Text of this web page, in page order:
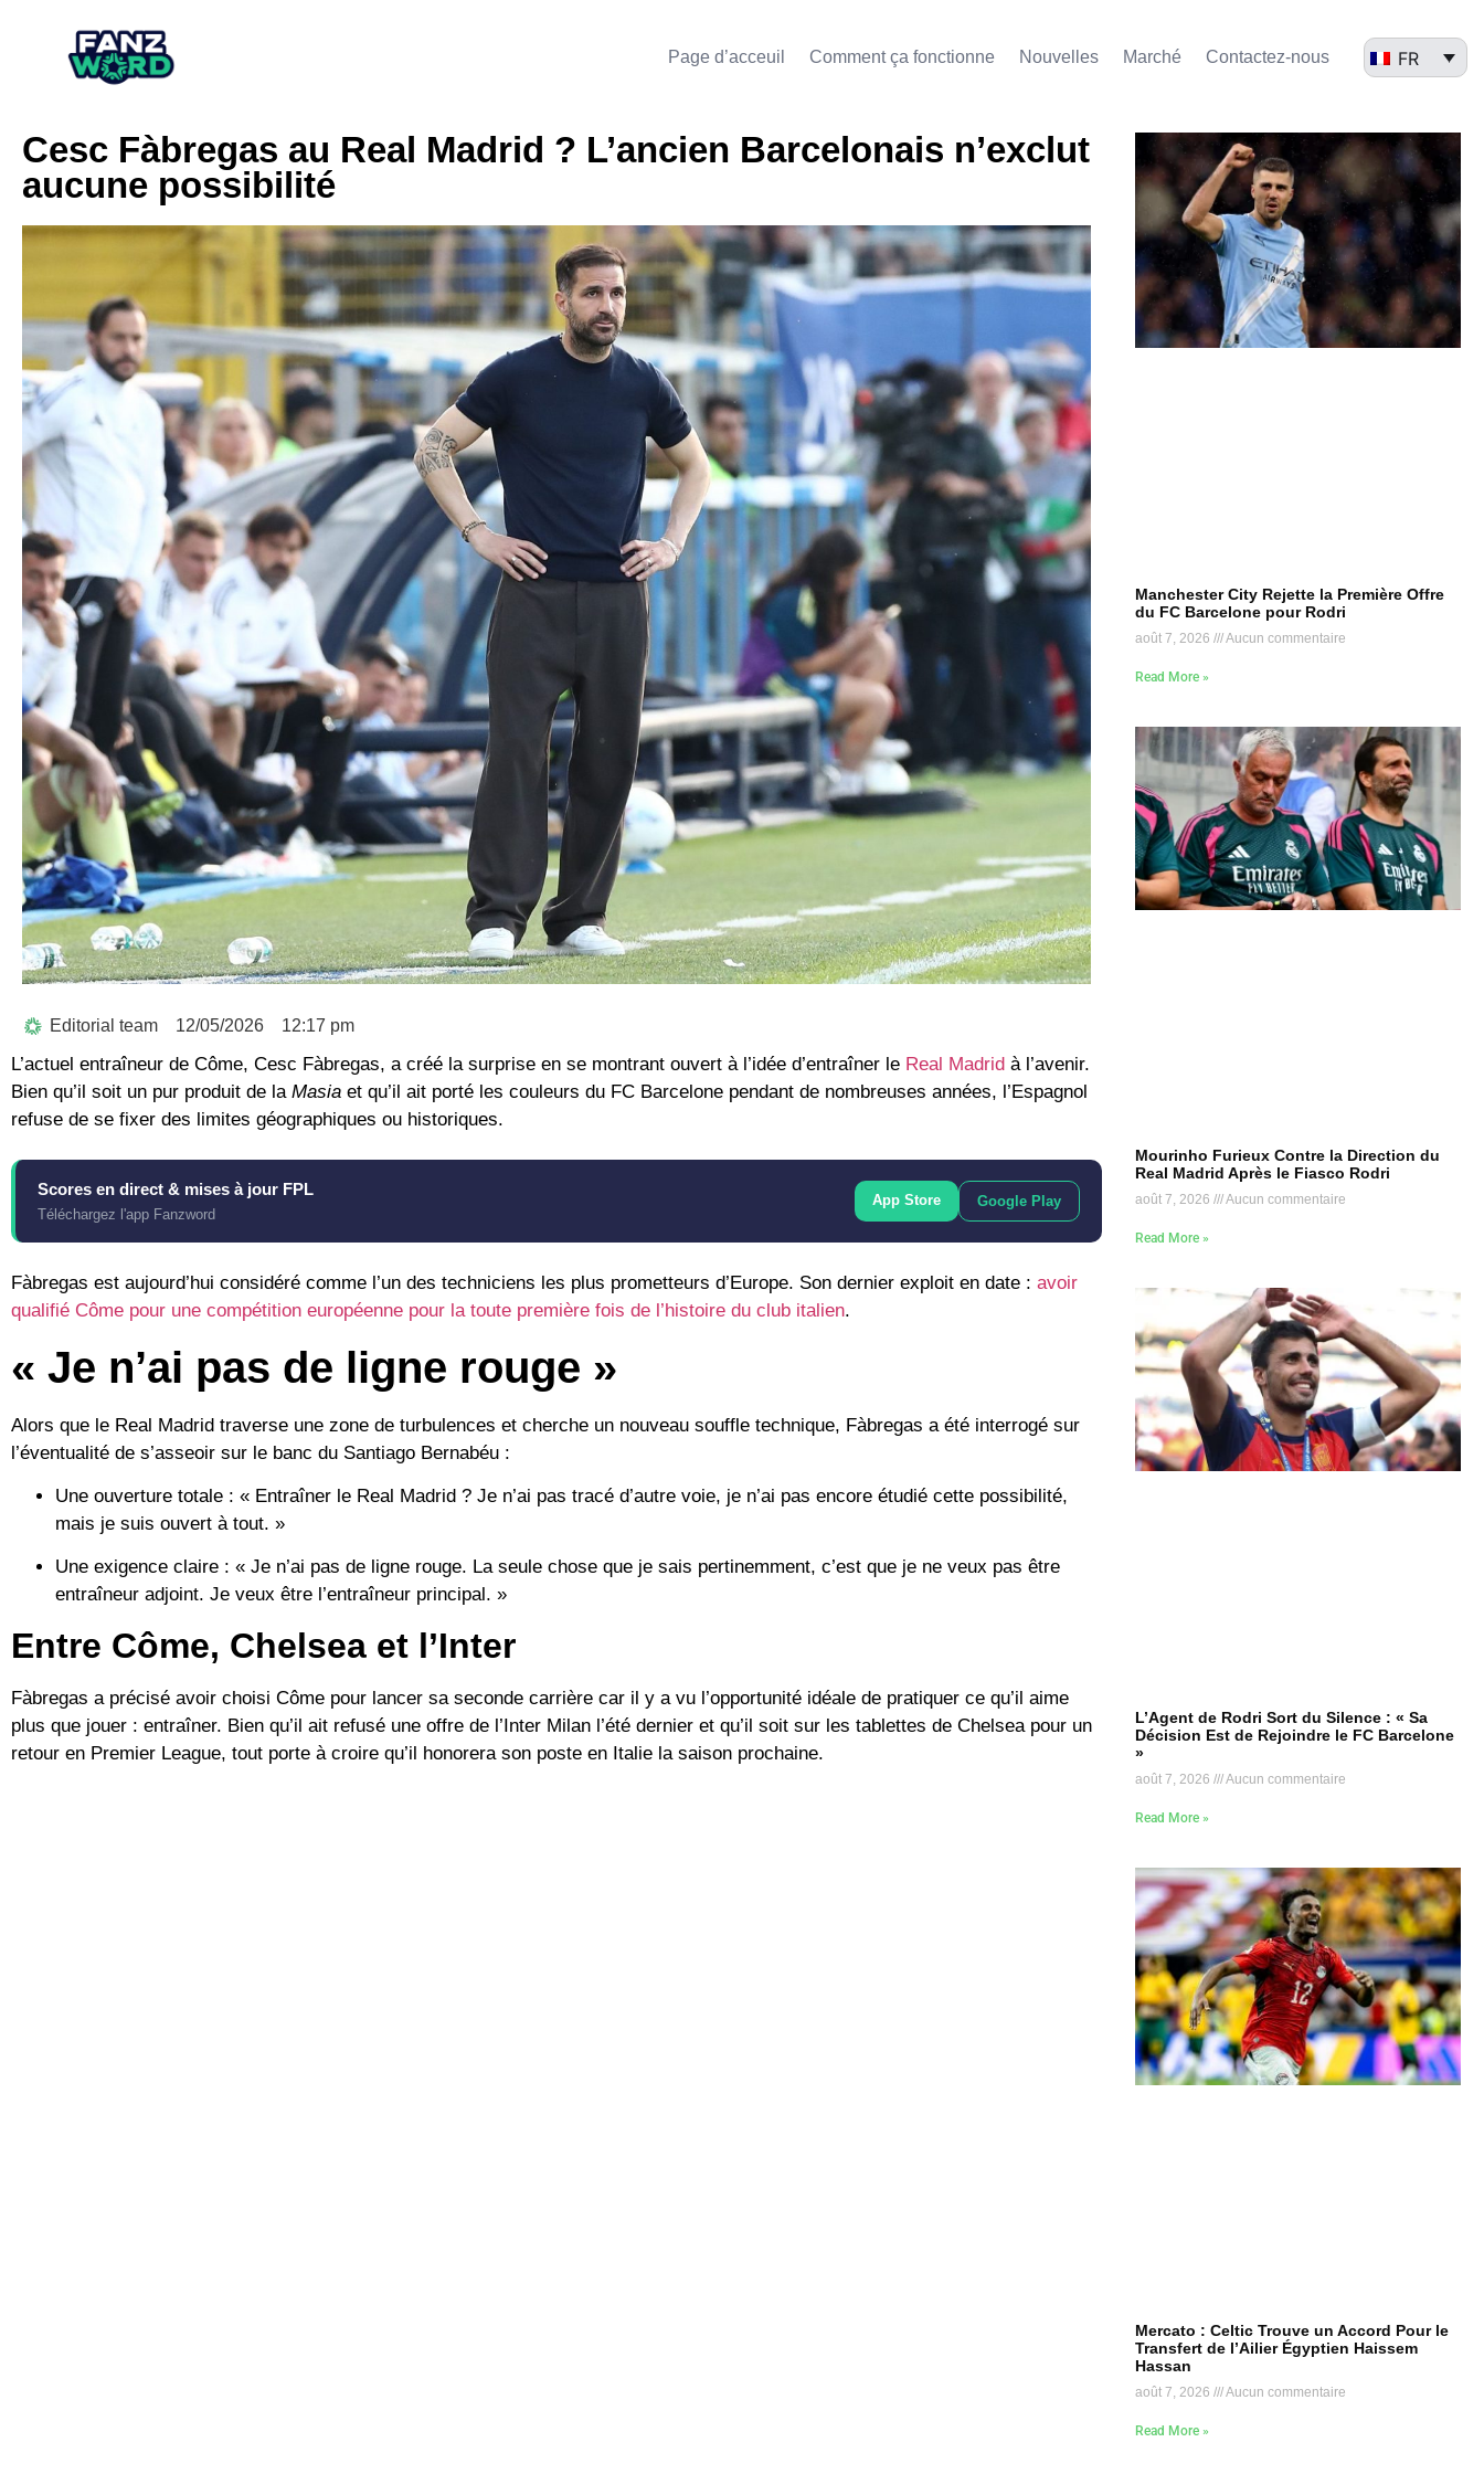
Page d’acceuil Comment ça fonctionne Nouvelles Marché​ Contactez-nous FR
Cesc Fàbregas au Real Madrid ? L’ancien Barcelonais n’exclut
aucune possibilité
Editorial team 12/05/2026 12:17 pm
L’actuel entraîneur de Côme, Cesc Fàbregas, a créé la surprise en se montrant ouvert à l’idée d’entraîner le Real Madrid à l’avenir.
Bien qu’il soit un pur produit de la Masia et qu’il ait porté les couleurs du FC Barcelone pendant de nombreuses années, l’Espagnol
refuse de se fixer des limites géographiques ou historiques.
Scores en direct & mises à jour FPL
Téléchargez l'app Fanzword
App Store Google Play
Fàbregas est aujourd’hui considéré comme l’un des techniciens les plus prometteurs d’Europe. Son dernier exploit en date : avoir
qualifié Côme pour une compétition européenne pour la toute première fois de l’histoire du club italien.
« Je n’ai pas de ligne rouge »
Alors que le Real Madrid traverse une zone de turbulences et cherche un nouveau souffle technique, Fàbregas a été interrogé sur
l’éventualité de s’asseoir sur le banc du Santiago Bernabéu :
Une ouverture totale : « Entraîner le Real Madrid ? Je n’ai pas tracé d’autre voie, je n’ai pas encore étudié cette possibilité,
mais je suis ouvert à tout. »
Une exigence claire : « Je n’ai pas de ligne rouge. La seule chose que je sais pertinemment, c’est que je ne veux pas être
entraîneur adjoint. Je veux être l’entraîneur principal. »
Entre Côme, Chelsea et l’Inter
Fàbregas a précisé avoir choisi Côme pour lancer sa seconde carrière car il y a vu l’opportunité idéale de pratiquer ce qu’il aime
plus que jouer : entraîner. Bien qu’il ait refusé une offre de l’Inter Milan l’été dernier et qu’il soit sur les tablettes de Chelseapour un
retour en Premier League, tout porte à croire qu’il honorera son poste en Italie la saison prochaine.
Manchester City Rejette la Première Offre
du FC Barcelone pour Rodri
août 7, 2026 Aucun commentaire
Read More »
Mourinho Furieux Contre la Direction du
Real Madrid Après le Fiasco Rodri
août 7, 2026 Aucun commentaire
Read More »
L’Agent de Rodri Sort du Silence : « Sa
Décision Est de Rejoindre le FC Barcelone
»
août 7, 2026 Aucun commentaire
Read More »
Mercato : Celtic Trouve un Accord Pour le
Transfert de l’Ailier Égyptien Haissem
Hassan
août 7, 2026 Aucun commentaire
Read More »